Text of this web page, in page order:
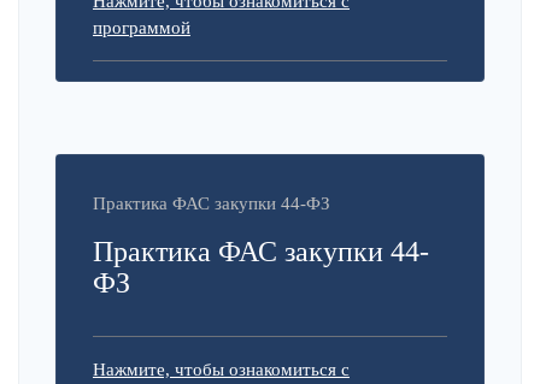
программой
Практика ФАС закупки 44-ФЗ
Практика ФАС закупки 44-
ФЗ
Нажмите, чтобы ознакомиться с